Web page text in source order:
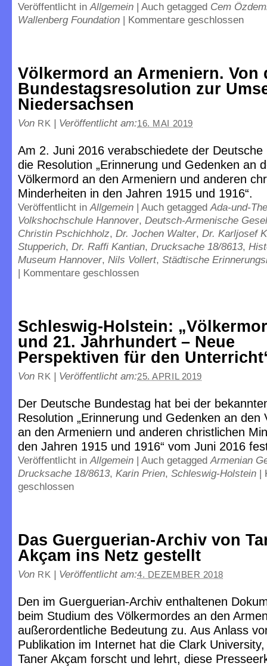
Veröffentlicht inAllgemein | Auch getagged Cem
Wallenberg Foundation | Kommentare geschlossen
Völkermord an Armeniern. Von
Bundestagsresolution zur
Niedersachsen
Von RK | Veröffentlicht am:16. MAI 2019
Am 2. Juni 2016 verabschiedete der Deutsche
die Resolution „Erinnerung und Gedenken an
Völkermord an den Armeniern und anderen
Minderheiten in den Jahren 1915 und 1916“.
Veröffentlicht inAllgemein | Auch getaggedAda-und-
Volkshochschule Hannover, Deutsch-Armenische
Christin Pschichholz, Dr. Jochen Walter, Dr. Karljosef
Stupperich, Dr. Raffi Kantian, Drucksache 18/8613,
Museum Hannover, Nils Vollert, Städtische
| Kommentare geschlossen
Schleswig-Holstein:
und 21. Jahrhundert – Neue
Perspektiven für den
Von RK | Veröffentlicht am:25. APRIL 2019
Der Deutsche Bundestag hat bei der
Resolution „Erinnerung und Gedenken an den
an den Armeniern und anderen christlichen
den Jahren 1915 und 1916“ vom Juni 2016
Veröffentlicht inAllgemein | Auch getaggedArmenian
Drucksache 18/8613, Karin Prien, Schleswig-Holstein |
geschlossen
Das Guerguerian-Archiv von
Akçam ins Netz gestellt
Von RK | Veröffentlicht am:4. DEZEMBER 2018
Den im Guerguerian-Archiv enthaltenen
beim Studium des Völkermordes an den
außerordentliche Bedeutung zu. Aus Anlass
Publikation im Internet hat die Clark
Taner Akçam forscht und lehrt, diese